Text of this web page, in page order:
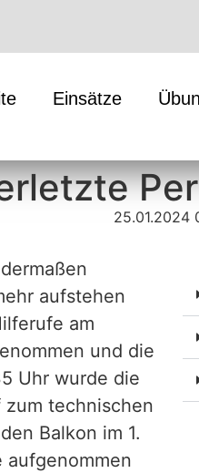
Einsätze
25.01.2024
aufstehen
am
und die
Uhr wurde die
zum technischen
Balkon im 1.
aufgenommen